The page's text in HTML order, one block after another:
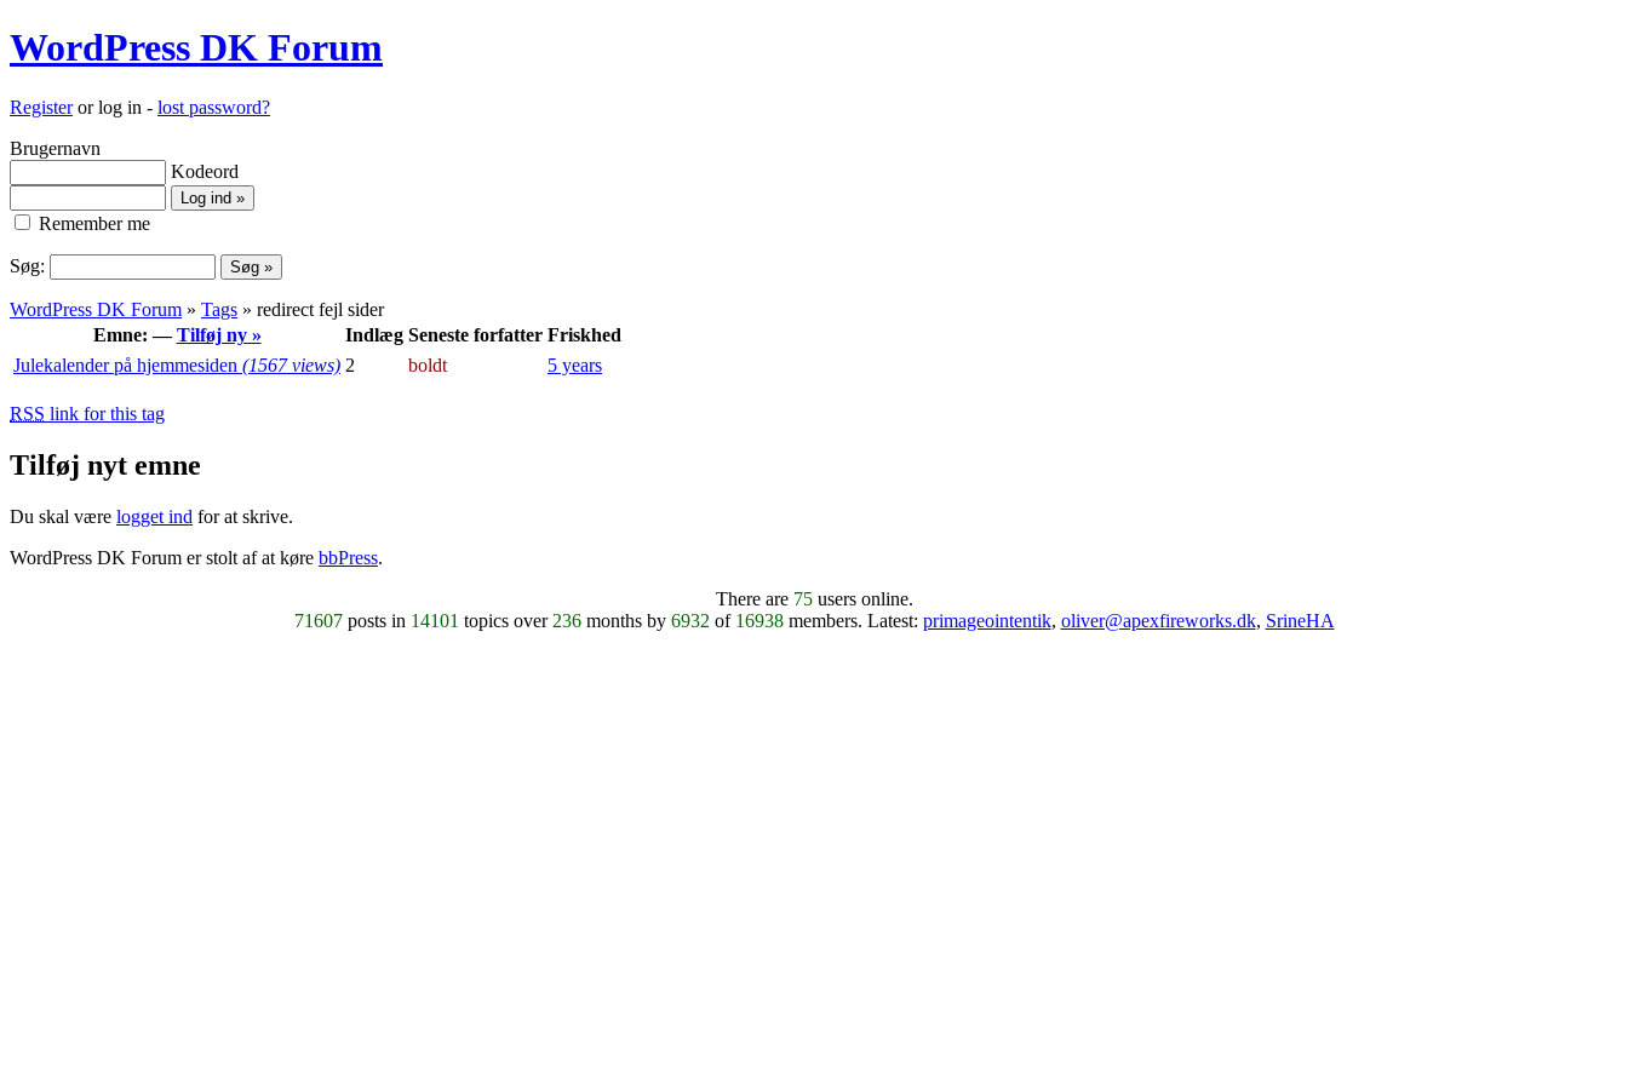
WordPress DK Forum
Registeror log in - lost password?
Brugernavn
Kodeord
Remember me
Søg:
WordPress DK Forum » Tags » redirect fejl sider
Emne: —Tilføj ny » Indlæg Seneste forfatter Friskhed
Julekalender på hjemmesiden (1567 views) 2 boldt 5 years
RSS link for this tag
Tilføj nyt emne
Du skal være logget ind for at skrive.
WordPress DK Forum er stolt af at køre bbPress.
There are 75users online.
71607posts in 14101 topics over 236months by 6932 of 16938members. Latest: primageointentik, oliver@apexfireworks.dk, SrineHA